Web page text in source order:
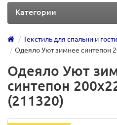
Категории
Текстиль для спальни и
Одеяло Уют зимнее синтепон
Одеяло Уют
синтепон
(211320)